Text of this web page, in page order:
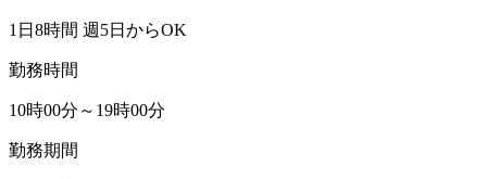
1日8時間 週5日からOK
勤務時間
10時00分～19時00分
勤務期間